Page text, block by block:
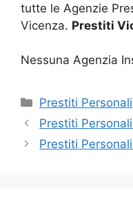
tutte le Agenzie
Vicenza. Prestiti
Nessuna Agenzia
Categorie
Prestiti Personali
Prestiti
Prestiti